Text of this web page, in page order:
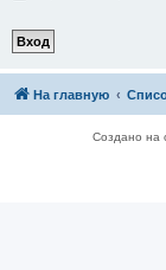
На главную
Создано на